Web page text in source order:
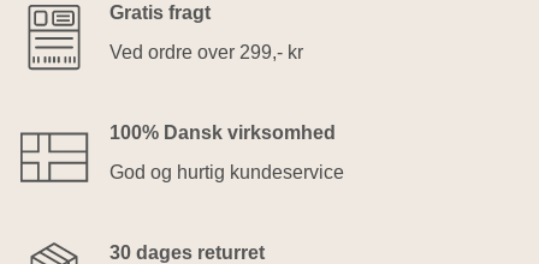
Gratis fragt
Ved ordre over 299,- kr
100% Dansk virksomhed
God og hurtig kundeservice
30 dages returret